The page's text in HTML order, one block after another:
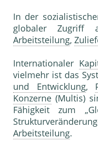
In der
globaler Zugriff
Arbeitsteilung,
Internationaler
vielmehr ist das
und Entwicklung,
Konzerne (Multis)
Fähigkeit zum
Arbeitsteilung.